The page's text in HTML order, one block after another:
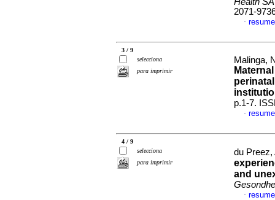
2071-
·
3 / 9
selecciona
para imprimir
Malinga,
p.1-7.
·
4 / 9
selecciona
para imprimir
du
and
·